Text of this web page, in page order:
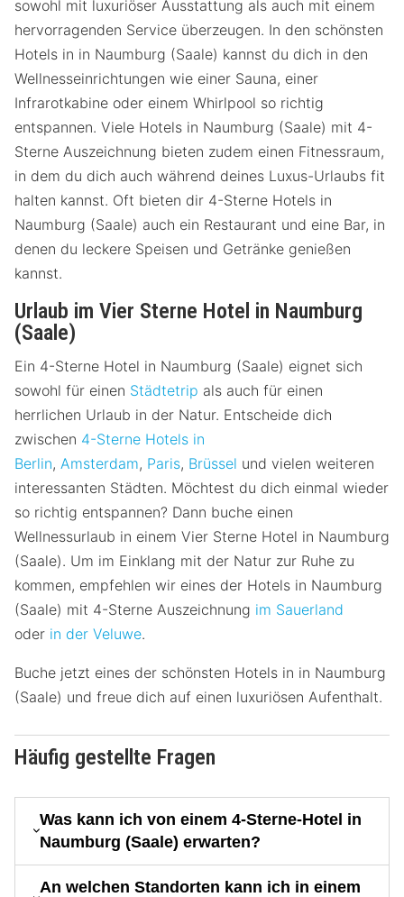
sowohl mit luxuriöser Ausstattung als auch mit einem
hervorragenden Service überzeugen. In den schönsten
Hotels in in Naumburg (Saale) kannst du dich in den
Wellnesseinrichtungen wie einer Sauna, einer
Infrarotkabine oder einem Whirlpool so richtig
entspannen. Viele Hotels in Naumburg (Saale) mit 4-
Sterne Auszeichnung bieten zudem einen Fitnessraum,
in dem du dich auch während deines Luxus-Urlaubs fit
halten kannst. Oft bieten dir 4-Sterne Hotels in
Naumburg (Saale) auch ein Restaurant und eine Bar, in
denen du leckere Speisen und Getränke genießen
kannst.
Urlaub im Vier Sterne Hotel in Naumburg
(Saale)
Ein 4-Sterne Hotel in Naumburg (Saale) eignet sich
sowohl für einen Städtetrip als auch für einen
herrlichen Urlaub in der Natur. Entscheide dich
zwischen 4-Sterne Hotels in
Berlin, Amsterdam, Paris, Brüssel und vielen weiteren
interessanten Städten. Möchtest du dich einmal wieder
so richtig entspannen? Dann buche einen
Wellnessurlaub in einem Vier Sterne Hotel in Naumburg
(Saale). Um im Einklang mit der Natur zur Ruhe zu
kommen, empfehlen wir eines der Hotels in Naumburg
(Saale) mit 4-Sterne Auszeichnung im Sauerland
oder in der Veluwe.
Buche jetzt eines der schönsten Hotels in in Naumburg
(Saale) und freue dich auf einen luxuriösen Aufenthalt.
Häufig gestellte Fragen
Was kann ich von einem 4-Sterne-Hotel in
Naumburg (Saale) erwarten?
An welchen Standorten kann ich in einem